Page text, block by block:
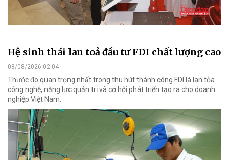
Hệ sinh thái lan toả đầu tư FDI chất lượng cao
08/08/2026 02:04
Thước đo quan trọng nhất trong thu hút thành công FDI là lan tỏa
công nghệ, năng lực quản trị và cơ hội phát triển tạo ra cho doanh
nghiệp Việt Nam.